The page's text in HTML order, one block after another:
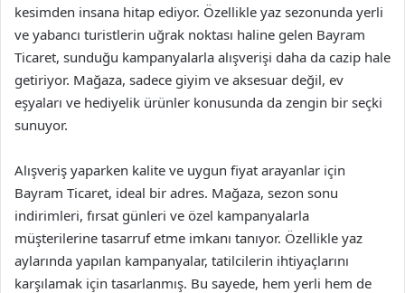
kesimden insana hitap ediyor. Özellikle yaz sezonunda yerli
ve yabancı turistlerin uğrak noktası haline gelen Bayram
Ticaret, sunduğu kampanyalarla alışverişi daha da cazip hale
getiriyor. Mağaza, sadece giyim ve aksesuar değil, ev
eşyaları ve hediyelik ürünler konusunda da zengin bir seçki
sunuyor.
Alışveriş yaparken kalite ve uygun fiyat arayanlar için
Bayram Ticaret, ideal bir adres. Mağaza, sezon sonu
indirimleri, fırsat günleri ve özel kampanyalarla
müşterilerine tasarruf etme imkanı tanıyor. Özellikle yaz
aylarında yapılan kampanyalar, tatilcilerin ihtiyaçlarını
karşılamak için tasarlanmış. Bu sayede, hem yerli hem de